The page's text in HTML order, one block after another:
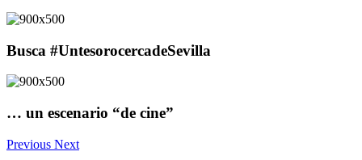
Busca #UntesorocercadeSevilla
… un escenario “de cine”
Previous Next